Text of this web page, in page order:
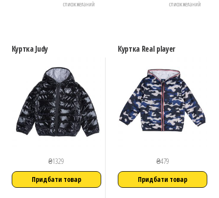
список желаний
список желаний
Куртка Judy
₴1329
Придбати товар
Куртка Real player
₴479
Придбати товар